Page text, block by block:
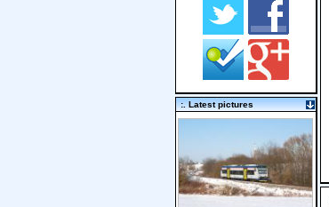
:. Latest pictures